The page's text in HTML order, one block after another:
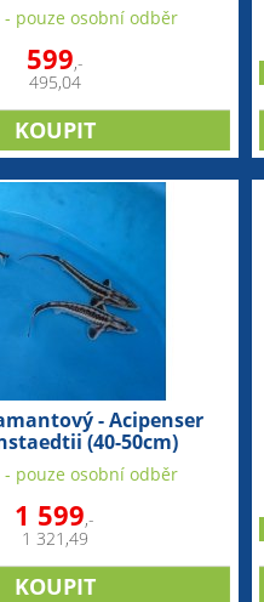
- pouze osobní odběr
599,-
495,04
- Acipenser
(40-50cm)
- pouze osobní odběr
1 599,-
1 321,49